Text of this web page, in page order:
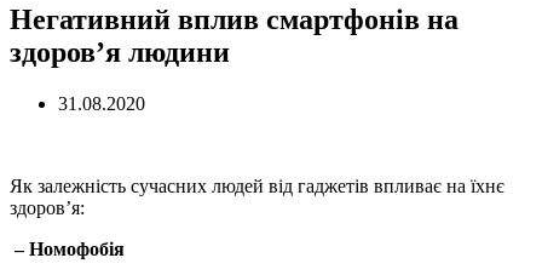
Негативний вплив смартфонів на
здоров’я людини
31.08.2020
Як залежність сучасних людей від гаджетів впливає на їхнє
здоров’я:
– Номофобія